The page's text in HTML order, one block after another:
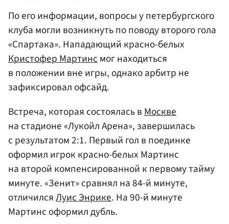
По его информации, вопросы у петербургского
клуба могли возникнуть по поводу второго гола
«Спартака». Нападающий красно-белых
Кристофер Мартинсмог находиться
в положении вне игры, однако арбитр не
зафиксировал офсайд.
Встреча, которая состоялась в Москве
на стадионе «Лукойл Арена», завершилась
с результатом 2:1. Первый гол в поединке
оформил игрок красно-белых Мартинс
на второй компенсированной к первому тайму
минуте. «Зенит» сравнял на 84-й минуте,
отличилсяЛуис Энрике. На 90-й минуте
Мартинс оформил дубль.